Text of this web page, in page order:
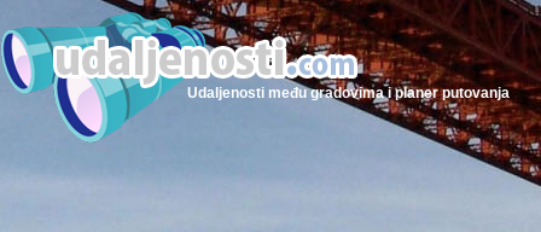
Udaljenosti među gradovima i planer putovanja